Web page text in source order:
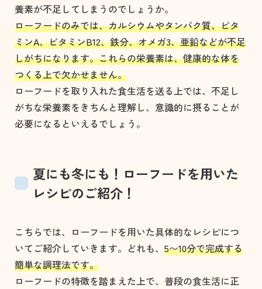
養素が不足してしまうのでしょうか。
ローフードのみでは、カルシウムやタンパク質、ビタ
ミンA、ビタミンB12、鉄分、オメガ3、亜鉛などが不足
しがちになります。これらの栄養素は、健康的な体を
つくる上で欠かせません。
ローフードを取り入れた食生活を送る上では、不足し
がちな栄養素をきちんと理解し、意識的に摂ることが
必要になるといえるでしょう。
夏にも冬にも！ローフードを用いた
レシピのご紹介！
こちらでは、ローフードを用いた具体的なレシピにつ
いてご紹介していきます。どれも、 5〜10分で完成する
簡単な調理法です。
ローフードの特徴を踏まえた上で、普段の食生活に正